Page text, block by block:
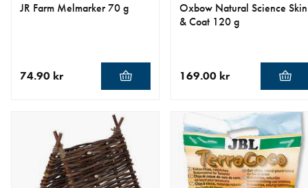
JR Farm Melmarker 70 g
74.90 kr
Oxbow Natural Science Skin
& Coat 120 g
169.00 kr